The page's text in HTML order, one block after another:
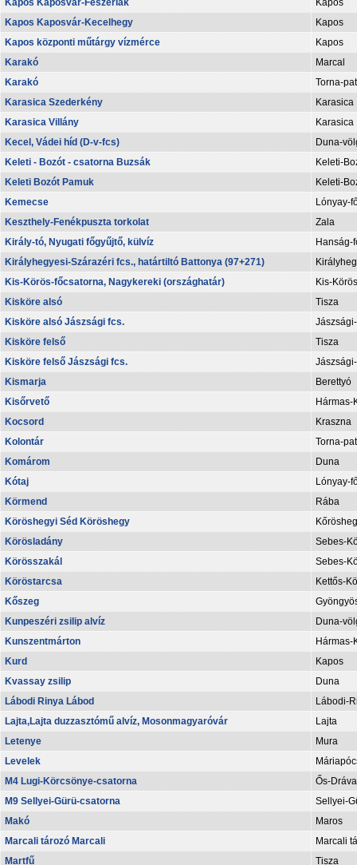
Kapos Kaposvár-Fészerlak
Kapos
Kapos Kaposvár-Kecelhegy
Kapos
Kapos központi műtárgy vízmérce
Kapos
Karakó
Marcal
Karakó
Torna-
Karasica Szederkény
Karasica
Karasica Villány
Karasica
Kecel, Vádei híd (D-v-fcs)
Duna-
Keleti - Bozót - csatorna Buzsák
Keleti-
Keleti Bozót Pamuk
Keleti-
Kemecse
Lónyay-
Keszthely-Fenékpuszta torkolat
Zala
Király-tó, Nyugati főgyűjtő, külvíz
Hanság-
Királyhegyesi-Szárazéri fcs., határtiltó Battonya (97+271)
Kis-Körös-főcsatorna, Nagykereki (országhatár)
Kis-
Kisköre alsó
Tisza
Kisköre alsó Jászsági fcs.
Kisköre felső
Tisza
Kisköre felső Jászsági fcs.
Kismarja
Berettyó
Kisőrvető
Hármas-
Kocsord
Kraszna
Kolontár
Torna-
Komárom
Duna
Kótaj
Lónyay-
Körmend
Rába
Köröshegyi Séd Köröshegy
Körösladány
Sebes-
Körösszakál
Sebes-
Köröstarcsa
Kettős-
Kőszeg
Kunpeszéri zsilip alvíz
Duna-
Kunszentmárton
Hármas-
Kurd
Kapos
Kvassay zsilip
Duna
Lábodi Rinya Lábod
Lábodi-
Lajta,Lajta duzzasztómű alvíz, Mosonmagyaróvár
Lajta
Letenye
Mura
Levelek
M4 Lugi-Körcsönye-csatorna
Ős-
M9 Sellyei-Gürü-csatorna
Sellyei-
Makó
Maros
Marcali tározó Marcali
Marcali
Martfű
Tisza